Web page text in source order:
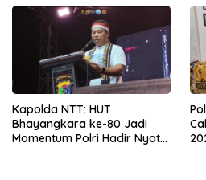
Kapolda NTT: HUT
Bhayangkara ke-80 Jadi
Momentum Polri Hadir Nyata